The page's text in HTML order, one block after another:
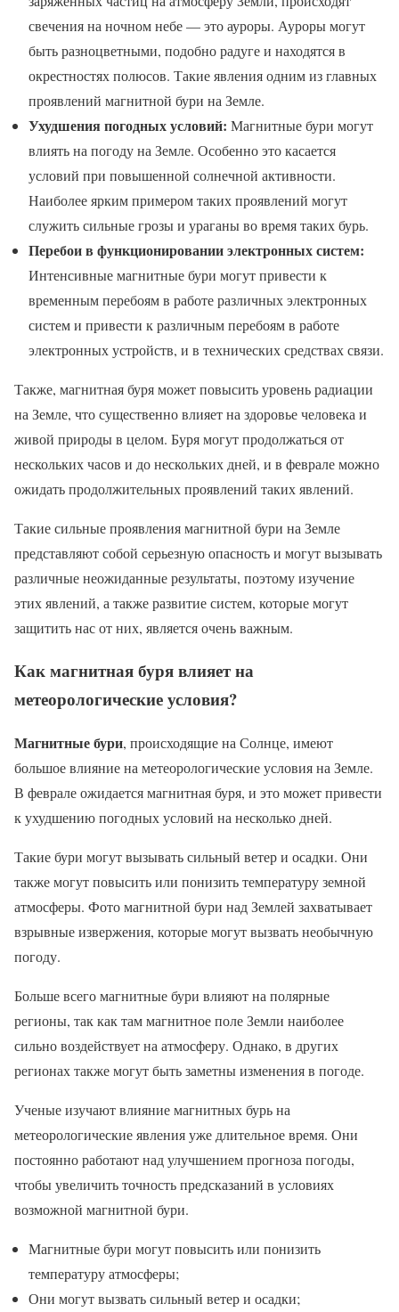
свечения на ночном небе — это ауроры. Ауроры могут
быть разноцветными, подобно радуге и находятся в
окрестностях полюсов. Такие явления одним из главных
проявлений магнитной бури на Земле.
Ухудшения погодных условий: Магнитные бури могут
влиять на погоду на Земле. Особенно это касается
условий при повышенной солнечной активности.
Наиболее ярким примером таких проявлений могут
служить сильные грозы и ураганы во время таких бурь.
Перебои в функционировании электронных систем:
Интенсивные магнитные бури могут привести к
временным перебоям в работе различных электронных
систем и привести к различным перебоям в работе
электронных устройств, и в технических средствах связи.
Также, магнитная буря может повысить уровень радиации
на Земле, что существенно влияет на здоровье человека и
живой природы в целом. Буря могут продолжаться от
нескольких часов и до нескольких дней, и в феврале можно
ожидать продолжительных проявлений таких явлений.
Такие сильные проявления магнитной бури на Земле
представляют собой серьезную опасность и могут вызывать
различные неожиданные результаты, поэтому изучение
этих явлений, а также развитие систем, которые могут
защитить нас от них, является очень важным.
Как магнитная буря влияет на
метеорологические условия?
Магнитные бури, происходящие на Солнце, имеют
большое влияние на метеорологические условия на Земле.
В феврале ожидается магнитная буря, и это может привести
к ухудшению погодных условий на несколько дней.
Такие бури могут вызывать сильный ветер и осадки. Они
также могут повысить или понизить температуру земной
атмосферы. Фото магнитной бури над Землей захватывает
взрывные извержения, которые могут вызвать необычную
погоду.
Больше всего магнитные бури влияют на полярные
регионы, так как там магнитное поле Земли наиболее
сильно воздействует на атмосферу. Однако, в других
регионах также могут быть заметны изменения в погоде.
Ученые изучают влияние магнитных бурь на
метеорологические явления уже длительное время. Они
постоянно работают над улучшением прогноза погоды,
чтобы увеличить точность предсказаний в условиях
возможной магнитной бури.
Магнитные бури могут повысить или понизить
температуру атмосферы;
Они могут вызвать сильный ветер и осадки;